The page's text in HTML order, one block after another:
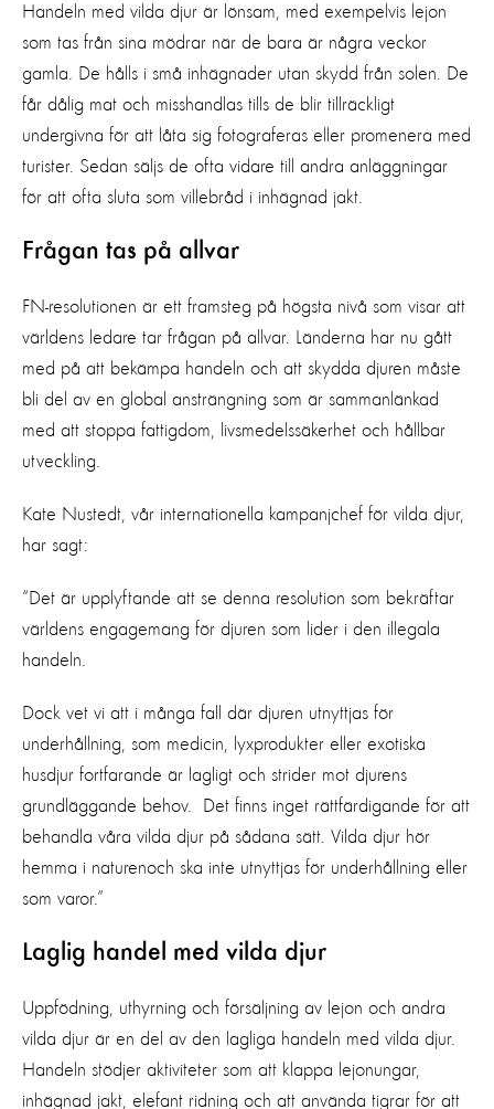
Handeln med vilda djur är lönsam, med exempelvis lejon
som tas från sina mödrar när de bara är några veckor
gamla. De hålls i små inhägnader utan skydd från solen. De
får dålig mat och misshandlas tills de blir tillräckligt
undergivna för att låta sig fotograferas eller promenera med
turister. Sedan säljs de ofta vidare till andra anläggningar
för att ofta sluta som villebråd i inhägnad jakt.
Frågan tas på allvar
FN-resolutionen är ett framsteg på högsta nivå som visar att
världens ledare tar frågan på allvar. Länderna har nu gått
med på att bekämpa handeln och att skydda djuren måste
bli del av en global ansträngning som är sammanlänkad
med att stoppa fattigdom, livsmedelssäkerhet och hållbar
utveckling.
Kate Nustedt, vår internationella kampanjchef för vilda djur,
har sagt:
“Det är upplyftande att se denna resolution som bekräftar
världens engagemang för djuren som lider i den illegala
handeln.
Dock vet vi att i många fall där djuren utnyttjas för
underhållning, som medicin, lyxprodukter eller exotiska
husdjur fortfarande är lagligt och strider mot djurens
grundläggande behov. Det finns inget rättfärdigande för att
behandla våra vilda djur på sådana sätt. Vilda djur hör
hemma i naturenoch ska inte utnyttjas för underhållning eller
som varor.”
Laglig handel med vilda djur
Uppfödning, uthyrning och försäljning av lejon och andra
vilda djur är en del av den lagliga handeln med vilda djur.
Handeln stödjer aktiviteter som att klappa lejonungar,
inhägnad jakt, elefant ridning och att använda tigrar för att